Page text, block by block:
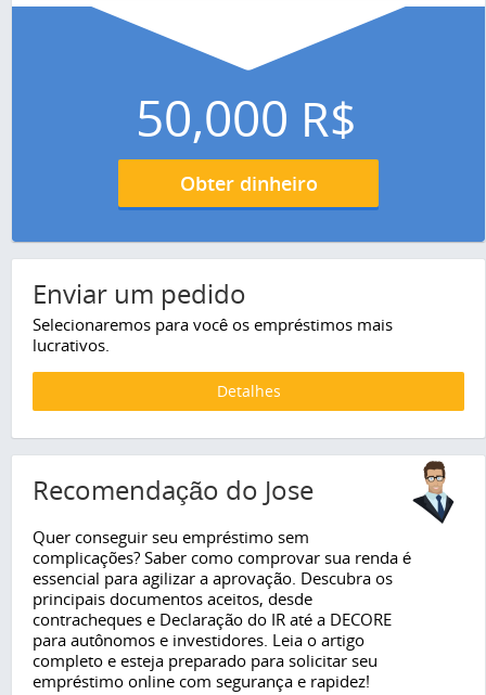
50,000 R$
Obter dinheiro
Enviar um pedido
Selecionaremos para você os empréstimos mais
lucrativos.
Detalhes
Recomendação do Jose
Quer conseguir seu empréstimo sem
complicações? Saber como comprovar sua renda é
essencial para agilizar a aprovação. Descubra os
principais documentos aceitos, desde
contracheques e Declaração do IR até a DECORE
para autônomos e investidores. Leia o artigo
completo e esteja preparado para solicitar seu
empréstimo online com segurança e rapidez!